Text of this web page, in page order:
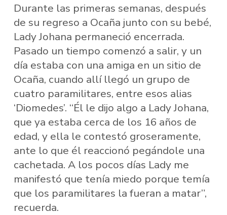
Durante las primeras semanas, después
de su regreso a Ocaña junto con su bebé,
Lady Johana permaneció encerrada.
Pasado un tiempo comenzó a salir, y un
día estaba con una amiga en un sitio de
Ocaña, cuando allí llegó un grupo de
cuatro paramilitares, entre esos alias
‘Diomedes’. “Él le dijo algo a Lady Johana,
que ya estaba cerca de los 16 años de
edad, y ella le contestó groseramente,
ante lo que él reaccionó pegándole una
cachetada. A los pocos días Lady me
manifestó que tenía miedo porque temía
que los paramilitares la fueran a matar”,
recuerda.